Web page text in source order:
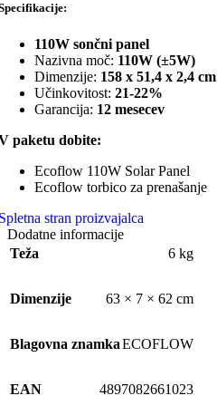
110W sončni panel
Nazivna moč: 110W (±5W)
Dimenzije: 158 x 51,4 x 2,4 cm
Učinkovitost: 21-22%
Garancija: 12 mesecev
paketu dobite:
Ecoflow 110W Solar Panel
Ecoflow torbico za prenašanje
stran proizvajalca
Dodatne informacije
Teža
6 kg
Dimenzije 63 × 7 × 62 cm
Blagovna znamkaECOFLOW
EAN 4897082661023